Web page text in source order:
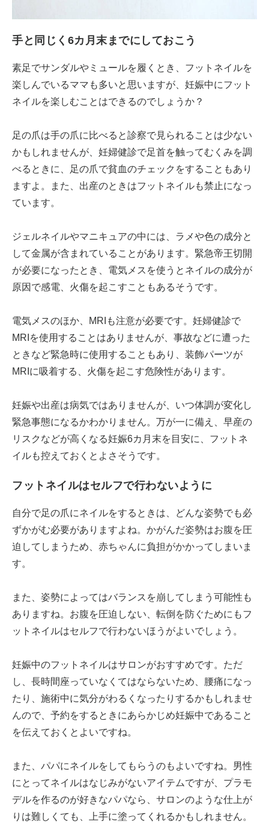
手と同じく6カ月末までにしておこう
素足でサンダルやミュールを履くとき、フットネイルを
楽しんでいるママも多いと思いますが、妊娠中にフット
ネイルを楽しむことはできるのでしょうか？
足の爪は手の爪に比べると診察で見られることは少ない
かもしれませんが、妊婦健診で足首を触ってむくみを調
べるときに、足の爪で貧血のチェックをすることもあり
ますよ。また、出産のときはフットネイルも禁止になっ
ています。
ジェルネイルやマニキュアの中には、ラメや色の成分と
して金属が含まれていることがあります。緊急帝王切開
が必要になったとき、電気メスを使うとネイルの成分が
原因で感電、火傷を起こすこともあるそうです。
電気メスのほか、MRIも注意が必要です。妊婦健診で
MRIを使用することはありませんが、事故などに遭った
ときなど緊急時に使用することもあり、装飾パーツが
MRIに吸着する、火傷を起こす危険性があります。
妊娠や出産は病気ではありませんが、いつ体調が変化し
緊急事態になるかわかりません。万が一に備え、早産の
リスクなどが高くなる妊娠6カ月末を目安に、フットネ
イルも控えておくとよさそうです。
フットネイルはセルフで行わないように
自分で足の爪にネイルをするときは、どんな姿勢でも必
ずかがむ必要がありますよね。かがんだ姿勢はお腹を圧
迫してしまうため、赤ちゃんに負担がかかってしまいま
す。
また、姿勢によってはバランスを崩してしまう可能性も
ありますね。お腹を圧迫しない、転倒を防ぐためにもフ
ットネイルはセルフで行わないほうがよいでしょう。
妊娠中のフットネイルはサロンがおすすめです。ただ
し、長時間座っていなくてはならないため、腰痛になっ
たり、施術中に気分がわるくなったりするかもしれませ
んので、予約をするときにあらかじめ妊娠中であること
を伝えておくとよいですね。
また、パパにネイルをしてもらうのもよいですね。男性
にとってネイルはなじみがないアイテムですが、プラモ
デルを作るのが好きなパパなら、サロンのような仕上が
りは難しくても、上手に塗ってくれるかもしれません。